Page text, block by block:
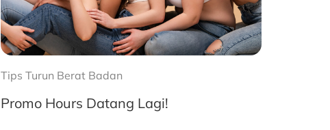
Tips Turun Berat Badan
Promo Hours Datang Lagi!